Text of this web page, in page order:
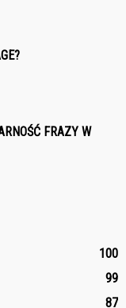
FRAZY W
100
99
87